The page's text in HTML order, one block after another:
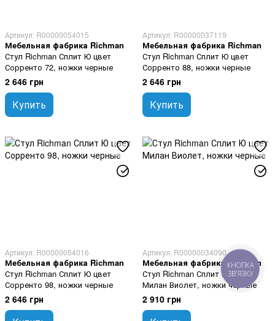
Артикул: R00000054015
Мебельная фабрика Richman
Стул Richman Сплит Ю цвет
Сорренто 72, ножки черные
2 646 грн
Купить
Артикул: R00000037119
Мебельная фабрика Richman
Стул Richman Сплит Ю цвет
Сорренто 88, ножки черные
2 646 грн
Купить
Артикул: R00000054016
Мебельная фабрика Richman
Стул Richman Сплит Ю цвет
Сорренто 98, ножки черные
2 646 грн
Артикул: R00000034090
Мебельная фабрика Richman
Стул Richman Сплит Ю цвет
Милан Виолет, ножки черные
2 910 грн
КНОПКА
ЗВ'ЯЗКУ